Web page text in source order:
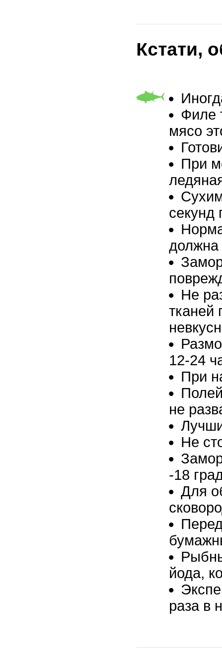
Кстати,
Филе
мясо
При
секунд
должна
Не
тканей
12-24
При
не
Не
-18
Для
йода,
раза в